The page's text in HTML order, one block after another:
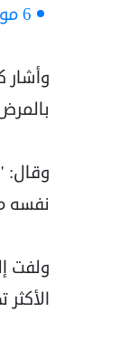
6 مواد كيميائية "ليست ضارة" كما تعتقد
بالمرض، في 13 دولة عضوا
وقال:
نفسه
ولفت
الأكثر